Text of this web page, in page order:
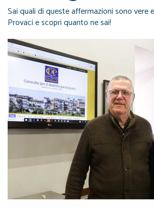
Sai quali di queste affermazioni sono vere
Provaci e scopri quanto ne sai!